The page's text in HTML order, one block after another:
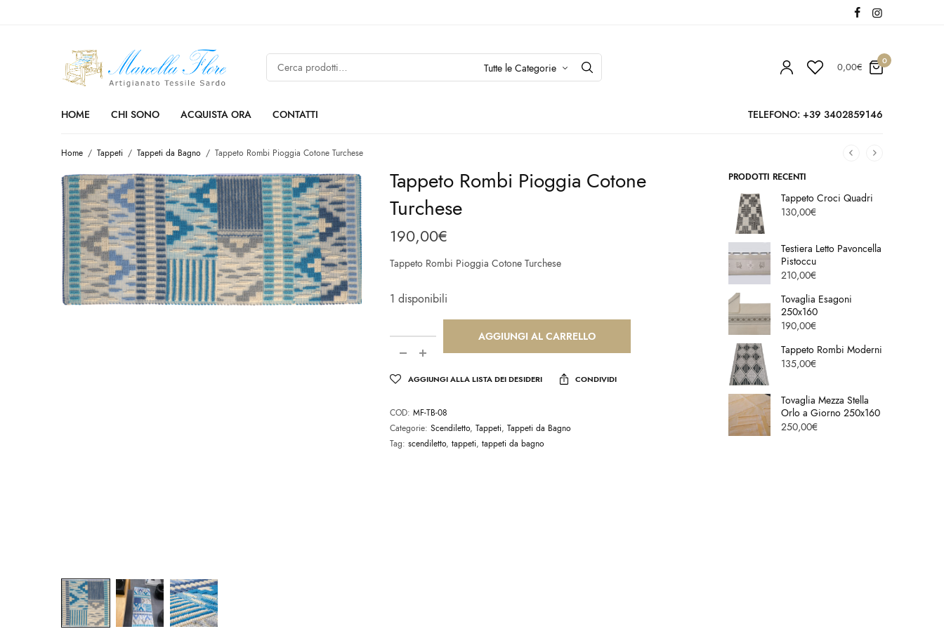
0,00€
0
HOME CHI SONO ACQUISTA ORA CONTATTI TELEFONO: +39 3402859146
Home / Tappeti / Tappeti da Bagno / Tappeto Rombi Pioggia Cotone Turchese
PRODOTTI RECENTI
Tappeto Croci Quadri
130,00€
Testiera Letto Pavoncella
Pistoccu
210,00€
Tovaglia Esagoni
250x160
190,00€
Tappeto Rombi Moderni
135,00€
Tovaglia Mezza Stella
Orlo a Giorno 250x160
250,00€
Tappeto Rombi Pioggia Cotone
Turchese
190,00€
Tappeto Rombi Pioggia Cotone Turchese
1 disponibili
AGGIUNGI AL CARRELLO
AGGIUNGI ALLA LISTA DEI DESIDERI CONDIVIDI
COD: MF-TB-08
Categorie: Scendiletto, Tappeti, Tappeti da Bagno
Tag: scendiletto, tappeti, tappeti da bagno